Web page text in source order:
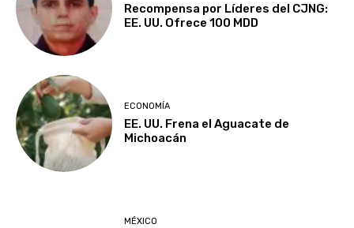
Recompensa por Líderes del CJNG:
EE. UU. Ofrece 100 MDD
ECONOMÍA
EE. UU. Frena el Aguacate de
Michoacán
MÉXICO